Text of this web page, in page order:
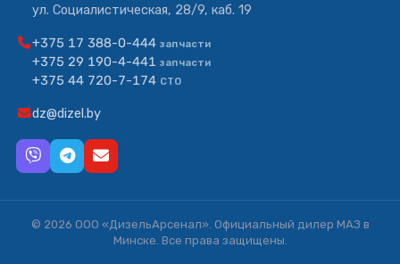
ул. Социалистическая, 28/9, каб. 19
+375 17 388-0-444 запчасти
+375 29 190-4-441 запчасти
+375 44 720-7-174 СТО
dz@dizel.by
© 2026 ООО «ДизельАрсенал». Официальный дилер МАЗ в
Минске. Все права защищены.